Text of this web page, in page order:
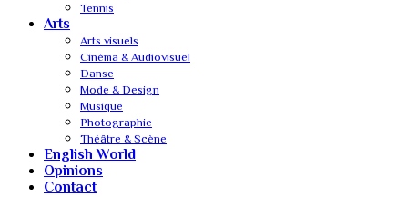
Tennis
Arts
Arts visuels
Cinéma & Audiovisuel
Danse
Mode & Design
Musique
Photographie
Théâtre & Scène
English World
Opinions
Contact